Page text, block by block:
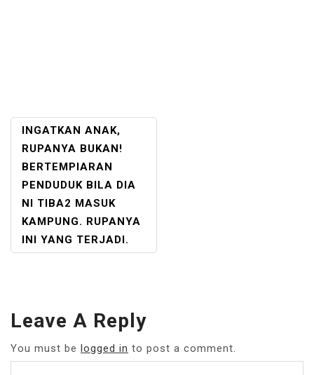
POST
NAVIGATION
INGATKAN ANAK,
RUPANYA BUKAN!
BERTEMPIARAN
PENDUDUK BILA DIA
NI TIBA2 MASUK
KAMPUNG. RUPANYA
INI YANG TERJADI.
Leave A Reply
You must be logged in to post a comment.